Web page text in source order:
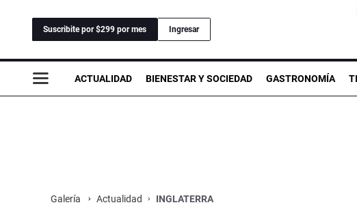
Suscribite por $299 por mes Ingresar
ACTUALIDAD BIENESTAR Y SOCIEDAD GASTRONOMÍA
Galería Actualidad INGLATERRA